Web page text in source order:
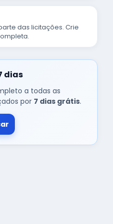
das licitações. Crie
dias
a todas as
por 7 dias grátis.